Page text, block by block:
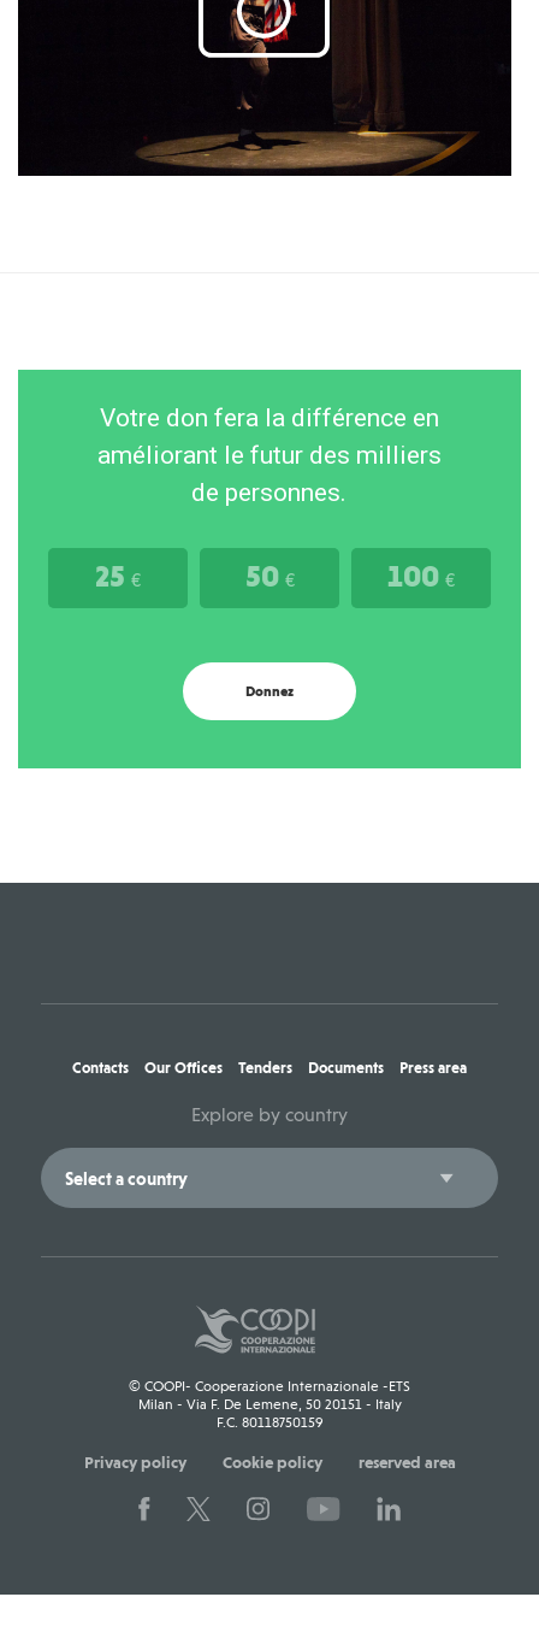
Votre don fera la différence en
améliorant le futur des milliers
de personnes.
25 € 50 € 100 €
Donnez
Contacts Our Offices Tenders Documents Press area
Explore by country
© COOPI- Cooperazione Internazionale -ETS
Milan - Via F. De Lemene, 50 20151 - Italy
F.C. 80118750159
Privacy policy Cookie policy reserved area